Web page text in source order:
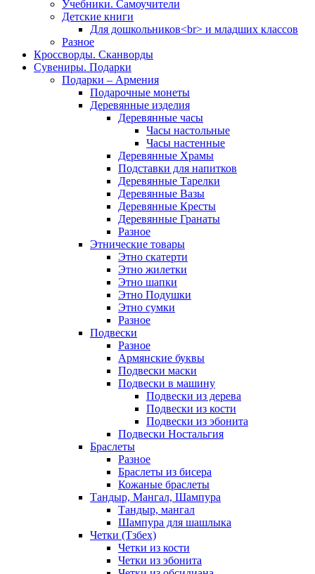
Учебники. Самоучители
Детские книги
Для дошкольников<br> и младших классов
Разное
Кроссворды. Сканворды
Сувениры. Подарки
Подарки – Армения
Подарочные монеты
Деревянные изделия
Деревянные часы
Часы настольные
Часы настенные
Деревянные Храмы
Подставки для напитков
Деревянные Тарелки
Деревянные Вазы
Деревянные Кресты
Деревянные Гранаты
Разное
Этнические товары
Этно скатерти
Этно жилетки
Этно шапки
Этно Подушки
Этно сумки
Разное
Подвески
Разное
Армянские буквы
Подвески маски
Подвески в машину
Подвески из дерева
Подвески из кости
Подвески из эбонита
Подвески Ностальгия
Браслеты
Разное
Браслеты из бисера
Кожаные браслеты
Тандыр, Мангал, Шампура
Тандыр, мангал
Шампура для шашлыка
Четки (Тзбех)
Четки из кости
Четки из эбонита